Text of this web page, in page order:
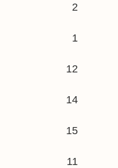
2
1
12
14
15
11